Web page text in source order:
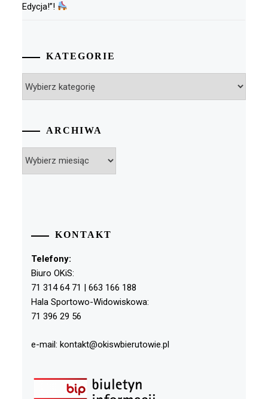
Edycja!”!
KATEGORIE
ARCHIWA
KONTAKT
Telefony:
Biuro OKiS:
71 314 64 71 | 663 166 188
Hala Sportowo-Widowiskowa:
71 396 29 56
e-mail: kontakt@okiswbierutowie.pl